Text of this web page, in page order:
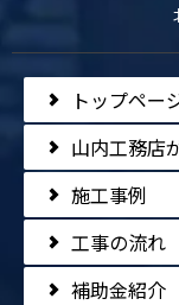
トップペー
山内工務店
施工事例
工事の流れ
補助金紹介